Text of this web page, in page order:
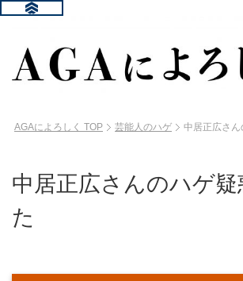
AGAによろしく TOP 芸能人のハゲ 中居正広さ
中居正広さんのハゲ
た